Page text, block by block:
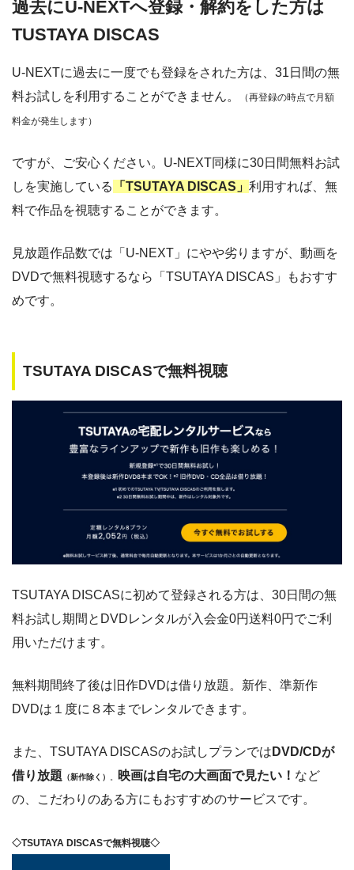
過去にU-NEXTへ登録・解約をした方は
TUSTAYA DISCAS
U-NEXTに過去に一度でも登録をされた方は、31日間の無
料お試しを利用することができません。
（再登録の時点で月額
料金が発生します）
ですが、ご安心ください。U-NEXT同様に30日間無料お試
しを実施している
「TSUTAYA DISCAS」 利用すれば、無
料で作品を視聴することができます。
見放題作品数では「U-NEXT」にやや劣りますが、動画を
DVDで無料視聴するなら「TSUTAYA DISCAS」もおすす
めです。
TSUTAYA DISCASで無料視聴
TSUTAYA DISCASに初めて登録される方は、30日間の無
料お試し期間とDVDレンタルが入会金0円送料0円でご利
用いただけます。
無料期間終了後は旧作DVDは借り放題。新作、準新作
DVDは１度に８本までレンタルできます。
また、TSUTAYA DISCASのお試しプランでは DVD/CDが
借り放題 （新作除く） 映画は自宅の大画面で見たい！ など
の、こだわりのある方にもおすすめのサービスです。
◇TSUTAYA DISCASで無料視聴◇